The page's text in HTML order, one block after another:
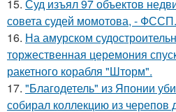
15. Суд изъял 97 объектов
совета судей момотова, - ФССП.
16. На амурском
торжественная церемония
ракетного корабля "Шторм".
17. "Благодетель" из Японии
собирал коллекцию из черепов